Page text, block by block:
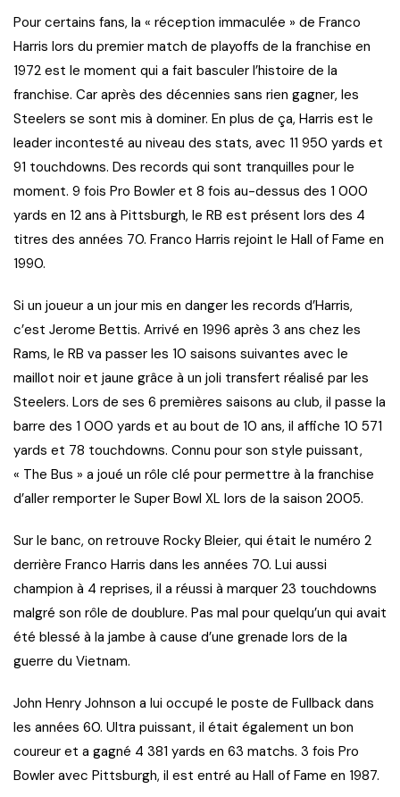
Pour certains fans, la « réception immaculée » de Franco
Harris lors du premier match de playoffs de la franchise en
1972 est le moment qui a fait basculer l’histoire de la
franchise. Car après des décennies sans rien gagner, les
Steelers se sont mis à dominer. En plus de ça, Harris est le
leader incontesté au niveau des stats, avec 11 950 yards et
91 touchdowns. Des records qui sont tranquilles pour le
moment. 9 fois Pro Bowler et 8 fois au-dessus des 1 000
yards en 12 ans à Pittsburgh, le RB est présent lors des 4
titres des années 70. Franco Harris rejoint le Hall of Fame en
1990.
Si un joueur a un jour mis en danger les records d’Harris,
c’est Jerome Bettis. Arrivé en 1996 après 3 ans chez les
Rams, le RB va passer les 10 saisons suivantes avec le
maillot noir et jaune grâce à un joli transfert réalisé par les
Steelers. Lors de ses 6 premières saisons au club, il passe la
barre des 1 000 yards et au bout de 10 ans, il affiche 10 571
yards et 78 touchdowns. Connu pour son style puissant,
« The Bus » a joué un rôle clé pour permettre à la franchise
d’aller remporter le Super Bowl XL lors de la saison 2005.
Sur le banc, on retrouve Rocky Bleier, qui était le numéro 2
derrière Franco Harris dans les années 70. Lui aussi
champion à 4 reprises, il a réussi à marquer 23 touchdowns
malgré son rôle de doublure. Pas mal pour quelqu’un qui avait
été blessé à la jambe à cause d’une grenade lors de la
guerre du Vietnam.
John Henry Johnson a lui occupé le poste de Fullback dans
les années 60. Ultra puissant, il était également un bon
coureur et a gagné 4 381 yards en 63 matchs. 3 fois Pro
Bowler avec Pittsburgh, il est entré au Hall of Fame en 1987.